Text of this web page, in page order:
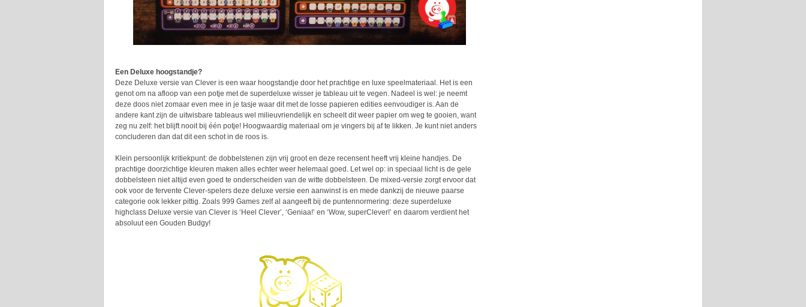
Een Deluxe hoogstandje?
Deze Deluxe versie van Clever is een waar hoogstandje door het prachtige en luxe speelmateriaal. Het is een
genot om na afloop van een potje met de superdeluxe wisser je tableau uit te vegen. Nadeel is wel: je neemt
deze doos niet zomaar even mee in je tasje waar dit met de losse papieren edities eenvoudiger is. Aan de
andere kant zijn de uitwisbare tableaus wel milieuvriendelijk en scheelt dit weer papier om weg te gooien, want
zeg nu zelf: het blijft nooit bij één potje! Hoogwaardig materiaal om je vingers bij af te likken. Je kunt niet anders
concluderen dan dat dit een schot in de roos is.
Klein persoonlijk kritiekpunt: de dobbelstenen zijn vrij groot en deze recensent heeft vrij kleine handjes. De
prachtige doorzichtige kleuren maken alles echter weer helemaal goed. Let wel op: in speciaal licht is de gele
dobbelsteen niet altijd even goed te onderscheiden van de witte dobbelsteen. De mixed-versie zorgt ervoor dat
ook voor de fervente Clever-spelers deze deluxe versie een aanwinst is en mede dankzij de nieuwe paarse
categorie ook lekker pittig. Zoals 999 Games zelf al aangeeft bij de puntennormering: deze superdeluxe
highclass Deluxe versie van Clever is ‘Heel Clever’, ‘Geniaa!’ en ‘Wow, superClever!’ en daarom verdient het
absoluut een Gouden Budgy!